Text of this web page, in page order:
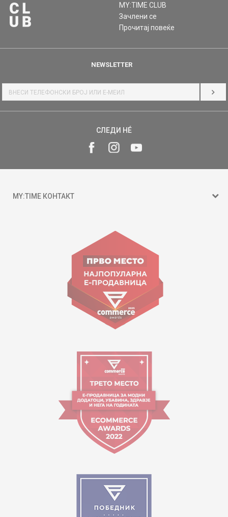
MY:TIME CLUB
Зачлени се
Прочитај повеќе
NEWSLETTER
СЛЕДИ НÉ
MY:TIME КОНТАКТ
ул. Гоце Николовски бр.74 Скопје
contact@mytime.mk
Работно време:
09:00 до 17:00